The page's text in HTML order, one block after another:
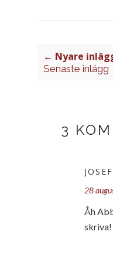
← Nyare
Senaste inlägg
3
28
Åh
skriva!